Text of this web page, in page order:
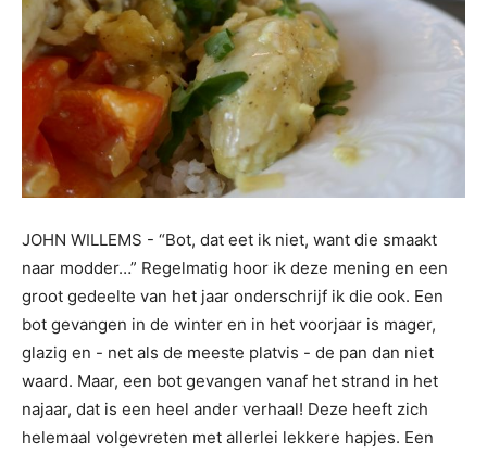
JOHN WILLEMS - “Bot, dat eet ik niet, want die smaakt
naar modder…” Regelmatig hoor ik deze mening en een
groot gedeelte van het jaar onderschrijf ik die ook. Een
bot gevangen in de winter en in het voorjaar is mager,
glazig en - net als de meeste platvis - de pan dan niet
waard. Maar, een bot gevangen vanaf het strand in het
najaar, dat is een heel ander verhaal! Deze heeft zich
helemaal volgevreten met allerlei lekkere hapjes. Een